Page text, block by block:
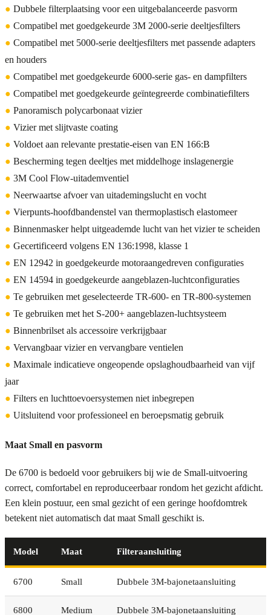
● Dubbele filterplaatsing voor een uitgebalanceerde pasvorm
● Compatibel met goedgekeurde 3M 2000-serie deeltjesfilters
● Compatibel met 5000-serie deeltjesfilters met passende adapters
en houders
● Compatibel met goedgekeurde 6000-serie gas- en dampfilters
● Compatibel met goedgekeurde geïntegreerde combinatiefilters
● Panoramisch polycarbonaat vizier
● Vizier met slijtvaste coating
● Voldoet aan relevante prestatie-eisen van EN 166:B
● Bescherming tegen deeltjes met middelhoge inslagenergie
● 3M Cool Flow-uitademventiel
● Neerwaartse afvoer van uitademingslucht en vocht
● Vierpunts-hoofdbandenstel van thermoplastisch elastomeer
● Binnenmasker helpt uitgeademde lucht van het vizier te scheiden
● Gecertificeerd volgens EN 136:1998, klasse 1
● EN 12942 in goedgekeurde motoraangedreven configuraties
● EN 14594 in goedgekeurde aangeblazen-luchtconfiguraties
● Te gebruiken met geselecteerde TR-600- en TR-800-systemen
● Te gebruiken met het S-200+ aangeblazen-luchtsysteem
● Binnenbrilset als accessoire verkrijgbaar
● Vervangbaar vizier en vervangbare ventielen
● Maximale indicatieve ongeopende opslaghoudbaarheid van vijf
jaar
● Filters en luchttoevoersystemen niet inbegrepen
● Uitsluitend voor professioneel en beroepsmatig gebruik
Maat Small en pasvorm
De 6700 is bedoeld voor gebruikers bij wie de Small-uitvoering
correct, comfortabel en reproduceerbaar rondom het gezicht afdicht.
Een klein postuur, een smal gezicht of een geringe hoofdomtrek
betekent niet automatisch dat maat Small geschikt is.
Model Maat Filteraansluiting
6700 Small Dubbele 3M-bajonetaansluiting
6800 Medium Dubbele 3M-bajonetaansluiting